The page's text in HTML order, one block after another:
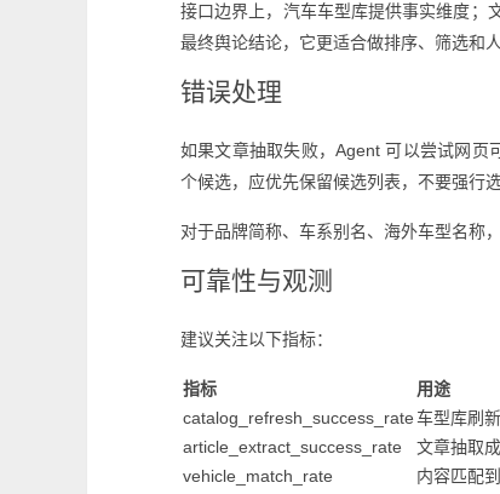
接口边界上，汽车车型库提供事实维度；
最终舆论结论，它更适合做排序、筛选和
错误处理
如果文章抽取失败，Agent 可以尝试网页
个候选，应优先保留候选列表，不要强行
对于品牌简称、车系别名、海外车型名称
可靠性与观测
建议关注以下指标：
指标
用途
catalog_refresh_success_rate车型库刷
article_extract_success_rate
文章抽取
vehicle_match_rate
内容匹配